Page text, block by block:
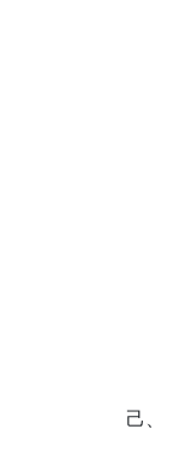
己、